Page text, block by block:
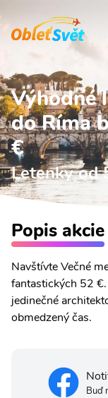
Výhodné
do Ríma
€
Letenky od
Popis akcie
Navštívte Večné
fantastických 52
jedinečné
obmedzený čas.
Buď